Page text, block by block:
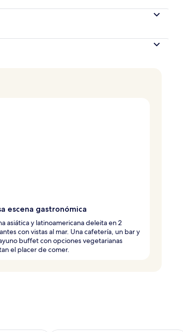
escena gastronómica
asiática y latinoamericana deleita en 2
con vistas al mar. Una cafetería, un bar y
buffet con opciones vegetarianas
el placer de comer.